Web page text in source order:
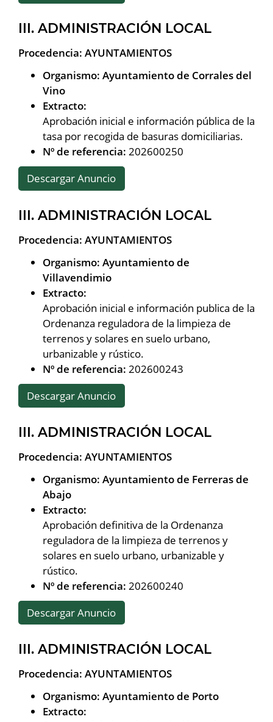
III. ADMINISTRACIÓN LOCAL
Procedencia: AYUNTAMIENTOS
Organismo: Ayuntamiento de Corrales del
Vino
Extracto:
Aprobación inicial e información pública de la
tasa por recogida de basuras domiciliarias.
Nº de referencia: 202600250
Descargar Anuncio
III. ADMINISTRACIÓN LOCAL
Procedencia: AYUNTAMIENTOS
Organismo: Ayuntamiento de
Villavendimio
Extracto:
Aprobación inicial e información publica de la
Ordenanza reguladora de la limpieza de
terrenos y solares en suelo urbano,
urbanizable y rústico.
Nº de referencia: 202600243
Descargar Anuncio
III. ADMINISTRACIÓN LOCAL
Procedencia: AYUNTAMIENTOS
Organismo: Ayuntamiento de Ferreras de
Abajo
Extracto:
Aprobación definitiva de la Ordenanza
reguladora de la limpieza de terrenos y
solares en suelo urbano, urbanizable y
rústico.
Nº de referencia: 202600240
Descargar Anuncio
III. ADMINISTRACIÓN LOCAL
Procedencia: AYUNTAMIENTOS
Organismo: Ayuntamiento de Porto
Extracto: